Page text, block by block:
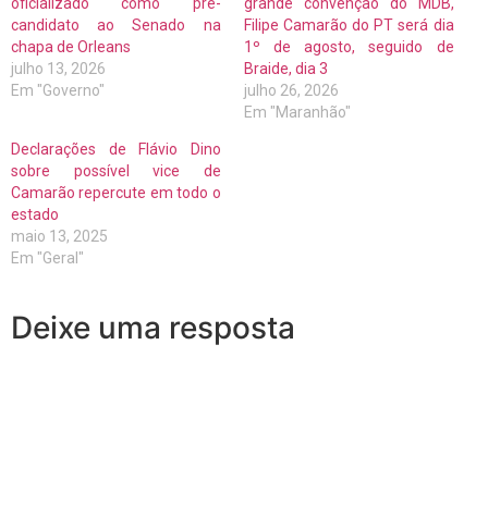
oficializado como pré-
candidato ao Senado na
chapa de Orleans
julho 13, 2026
Em "Governo"
grande convenção do MDB,
Filipe Camarão do PT será dia
1º de agosto, seguido de
Braide, dia 3
julho 26, 2026
Em "Maranhão"
Declarações de Flávio Dino
sobre possível vice de
Camarão repercute em todo o
estado
maio 13, 2025
Em "Geral"
Deixe uma resposta